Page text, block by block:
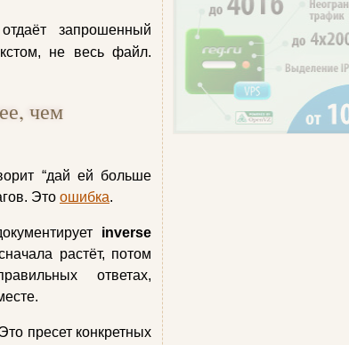
запрошенный
не весь файл.
чем
“дай ей больше
Это ошибка.
inverse
растёт, потом
ответах,
пресет конкретных